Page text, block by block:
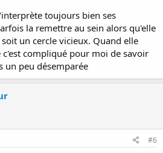
toujours bien ses
la remettre au sein alors qu'elle
un cercle vicieux. Quand elle
c'est compliqué pour moi de savoir
un peu désemparée
#6